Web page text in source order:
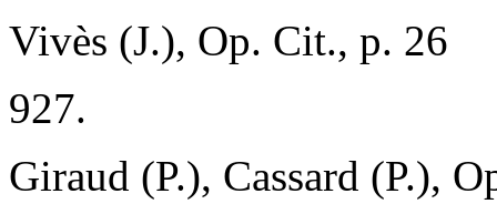
Vivès (J.), Op. Cit., p. 26
927.
Giraud (P.), Cassard (P.),